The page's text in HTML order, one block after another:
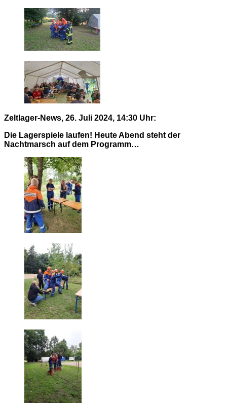
Zeltlager-News, 26. Juli 2024, 14:30 Uhr:
Die Lagerspiele laufen! Heute Abend steht der
Nachtmarsch auf dem Programm…